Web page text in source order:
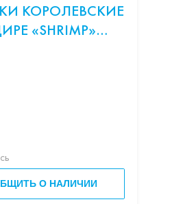
КОРОЛЕВСКИЕ
«SHRIMP»
О НАЛИЧИИ